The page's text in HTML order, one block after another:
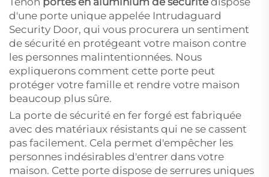
d'une porte unique appelée Intrudaguard
Security Door, qui vous procurera un sentiment
de sécurité en protégeant votre maison contre
les personnes malintentionnées. Nous
expliquerons comment cette porte peut
protéger votre famille et rendre votre maison
beaucoup plus sûre.
La porte de sécurité en fer forgé est fabriquée
avec des matériaux résistants qui ne se cassent
pas facilement. Cela permet d'empêcher les
personnes indésirables d'entrer dans votre
maison. Cette porte dispose de serrures uniques